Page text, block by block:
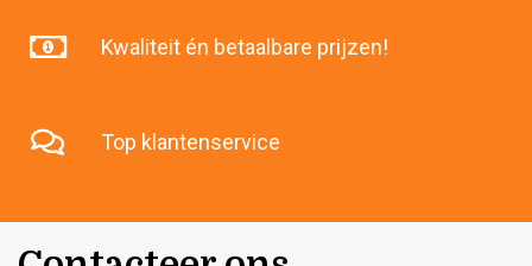
Kwaliteit én betaalbare prijzen!
Top klantenservice